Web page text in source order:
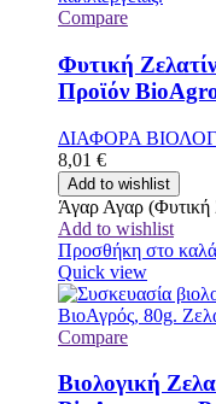
Compare
Φυτική
Προϊόν
ΔΙΑΦΟΡΑ
8,01 €
Add to wishlist
Άγαρ Αγαρ (Φυτική
Add to wishlist
Προσθήκη στο
Quick view
Compare
Βιολογική